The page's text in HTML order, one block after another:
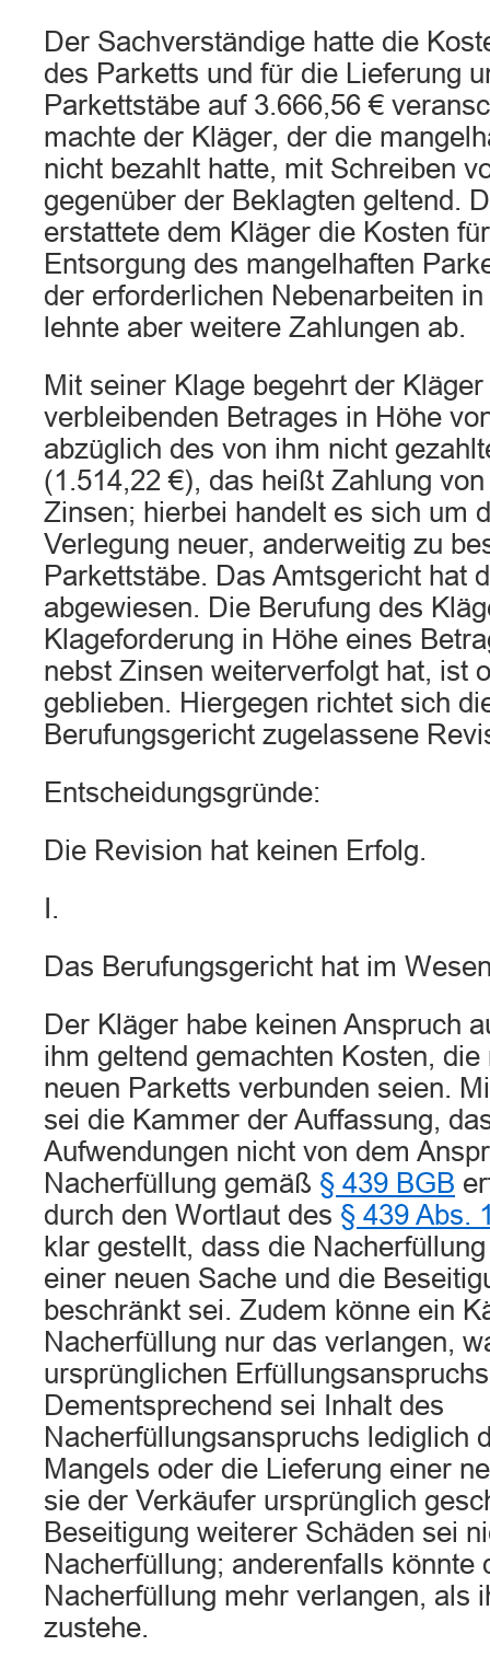
Der Sachverständige hatte die
des Parketts und für die Lieferung
Parkettstäbe auf 3.666,56 €
machte der Kläger, der die
nicht bezahlt hatte, mit Schreiben
gegenüber der Beklagten geltend.
erstattete dem Kläger die Kosten
Entsorgung des mangelhaften
der erforderlichen Nebenarbeiten
lehnte aber weitere Zahlungen ab.
Mit seiner Klage begehrt der
verbleibenden Betrages in Höhe
abzüglich des von ihm nicht
(1.514,22 €), das heißt Zahlung
Zinsen; hierbei handelt es sich um
Verlegung neuer, anderweitig zu
Parkettstäbe. Das Amtsgericht hat
abgewiesen. Die Berufung des
Klageforderung in Höhe eines
nebst Zinsen weiterverfolgt hat, ist
geblieben. Hiergegen richtet sich
Berufungsgericht zugelassene
Entscheidungsgründe:
Die Revision hat keinen Erfolg.
I.
Das Berufungsgericht hat im
Der Kläger habe keinen Anspruch
ihm geltend gemachten Kosten,
neuen Parketts verbunden seien.
sei die Kammer der Auffassung,
Aufwendungen nicht von dem
Nacherfüllung gemäß § 439 BGB
durch den Wortlaut des § 439 Abs.
klar gestellt, dass die
einer neuen Sache und die
beschränkt sei. Zudem könne ein
Nacherfüllung nur das verlangen,
ursprünglichen
Dementsprechend sei Inhalt des
Nacherfüllungsanspruchs lediglich
Mangels oder die Lieferung einer
sie der Verkäufer ursprünglich
Beseitigung weiterer Schäden sei
Nacherfüllung; anderenfalls könnte
Nacherfüllung mehr verlangen, als
zustehe.